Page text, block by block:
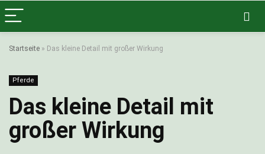
Startseite » Das kleine Detail mit großer Wirkung
Pferde
Das kleine Detail mit
großer Wirkung